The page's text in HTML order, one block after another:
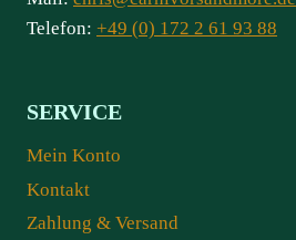
Telefon: +49 (0) 172 2 61 93 88
SERVICE
Mein Konto
Kontakt
Zahlung & Versand